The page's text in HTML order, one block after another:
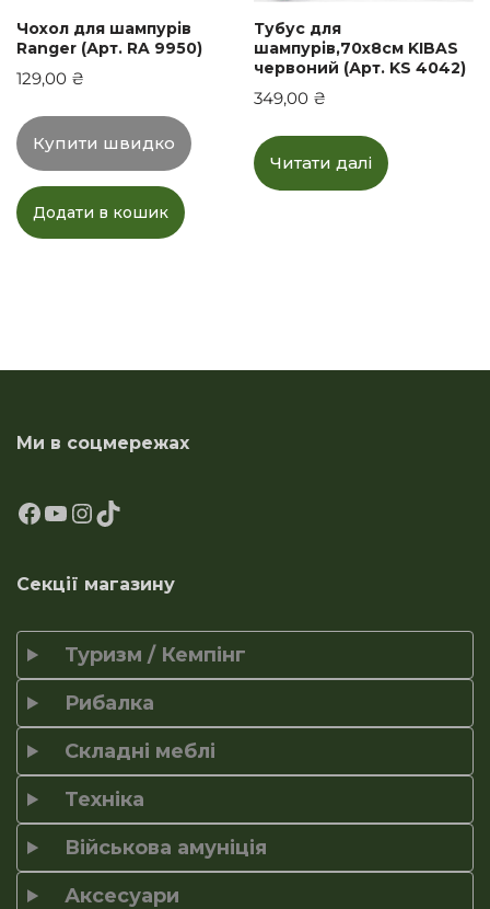
Чохол для шампурів
Ranger (Арт. RA 9950)
129,00 ₴
Купити швидко
Додати в кошик
Тубус для
шампурів,70х8см KIBAS
червоний (Арт. KS 4042)
349,00 ₴
Читати далі
Ми в соцмережах
Секції магазину
Туризм / Кемпінг
Рибалка
Складні меблі
Техніка
Військова амуніція
Аксесуари